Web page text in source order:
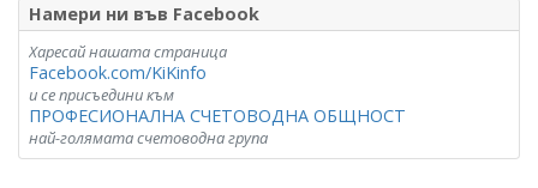
Намери ни във Facebook
Харесай нашата страница
Facebook.com/KiKinfo
и се присъедини към
ПРОФЕСИОНАЛНА СЧЕТОВОДНА ОБЩНОСТ
най-голямата счетоводна група